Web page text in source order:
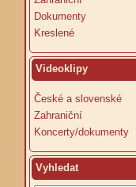
Dokumenty
Kreslené
Videoklipy
České a slovenské
Zahraniční
Koncerty/dokumenty
Vyhledat